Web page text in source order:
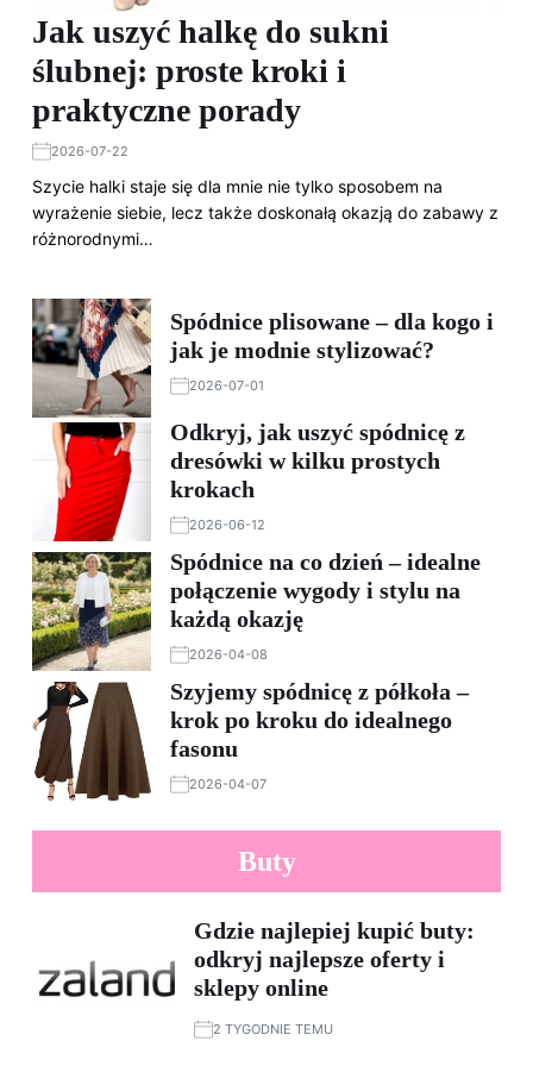
Jak uszyć halkę do sukni
ślubnej: proste kroki i
praktyczne porady
2026-07-22
Szycie halki staje się dla mnie nie tylko sposobem na
wyrażenie siebie, lecz także doskonałą okazją do zabawy z
różnorodnymi…
Spódnice plisowane – dla kogo i
jak je modnie stylizować?
2026-07-01
Odkryj, jak uszyć spódnicę z
dresówki w kilku prostych
krokach
2026-06-12
Spódnice na co dzień – idealne
połączenie wygody i stylu na
każdą okazję
2026-04-08
Szyjemy spódnicę z półkoła –
krok po kroku do idealnego
fasonu
2026-04-07
Buty
Gdzie najlepiej kupić buty:
odkryj najlepsze oferty i
sklepy online
2 TYGODNIE TEMU